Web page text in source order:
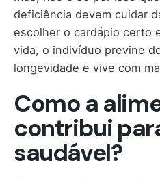
deficiência devem cuidar
escolher o cardápio certo
vida, o indivíduo previne
longevidade e vive com
Como a
contribui
saudável?